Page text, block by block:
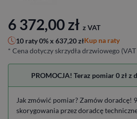
6 372,00zł z VAT
10 raty 0% x 637,20złKup na raty
* Cena dotyczy skrzydła drzwiowego
PROMOCJA! Teraz pomiar 0 zł
Jak zmówić pomiar? Zamów doradcę!
skorygowania przez doradcę